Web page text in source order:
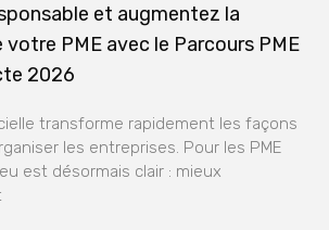
et augmentez la
PME avec le Parcours PME
2026
transforme rapidement les façons
les entreprises. Pour les PME
est désormais clair : mieux